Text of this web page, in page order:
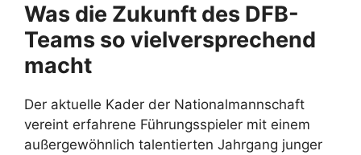
Was die Zukunft des DFB-
Teams so vielversprechend
macht
Der aktuelle Kader der Nationalmannschaft
vereint erfahrene Führungsspieler mit einem
außergewöhnlich talentierten Jahrgang junger